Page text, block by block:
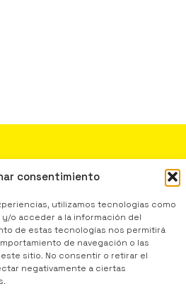
consentimiento
utilizamos tecnologías como
o acceder a la información del
de estas tecnologías nos permitirá
de navegación o las
sitio. No consentir o retirar el
negativamente a ciertas
EN APOYO A